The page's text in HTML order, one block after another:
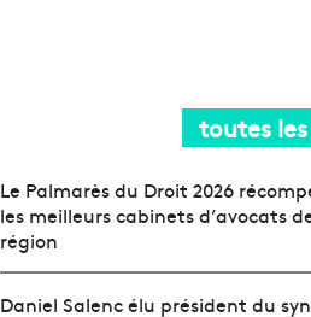
toutes
Le Palmarès du Droit 2026
les meilleurs cabinets d’avocats
région
Daniel Salenc élu président du